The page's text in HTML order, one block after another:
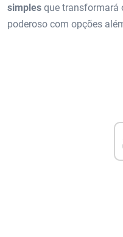
simples que transformará
poderoso com opções